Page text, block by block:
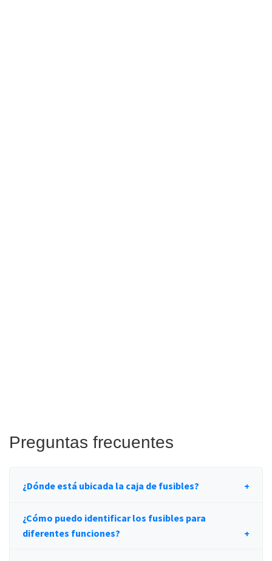
Preguntas frecuentes
¿Dónde está ubicada la caja de fusibles?
¿Cómo puedo identificar los fusibles para
diferentes funciones?